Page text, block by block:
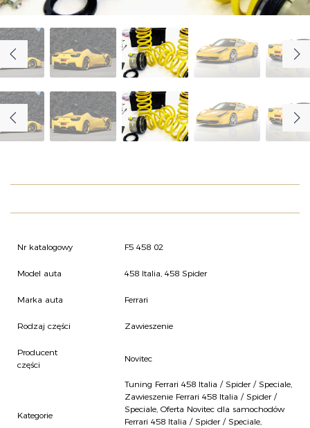
O NAS OFERTA ZOSTAŃ PARTNEREM
Nr katalogowy F5 458 02
Model auta 458 Italia, 458 Spider
Marka auta Ferrari
Rodzaj części Zawieszenie
Producent
części
Novitec
Kategorie
Tuning Ferrari 458 Italia / Spider / Speciale,
Zawieszenie Ferrari 458 Italia / Spider /
Speciale, Oferta Novitec dla samochodów
Ferrari 458 Italia / Spider / Speciale,